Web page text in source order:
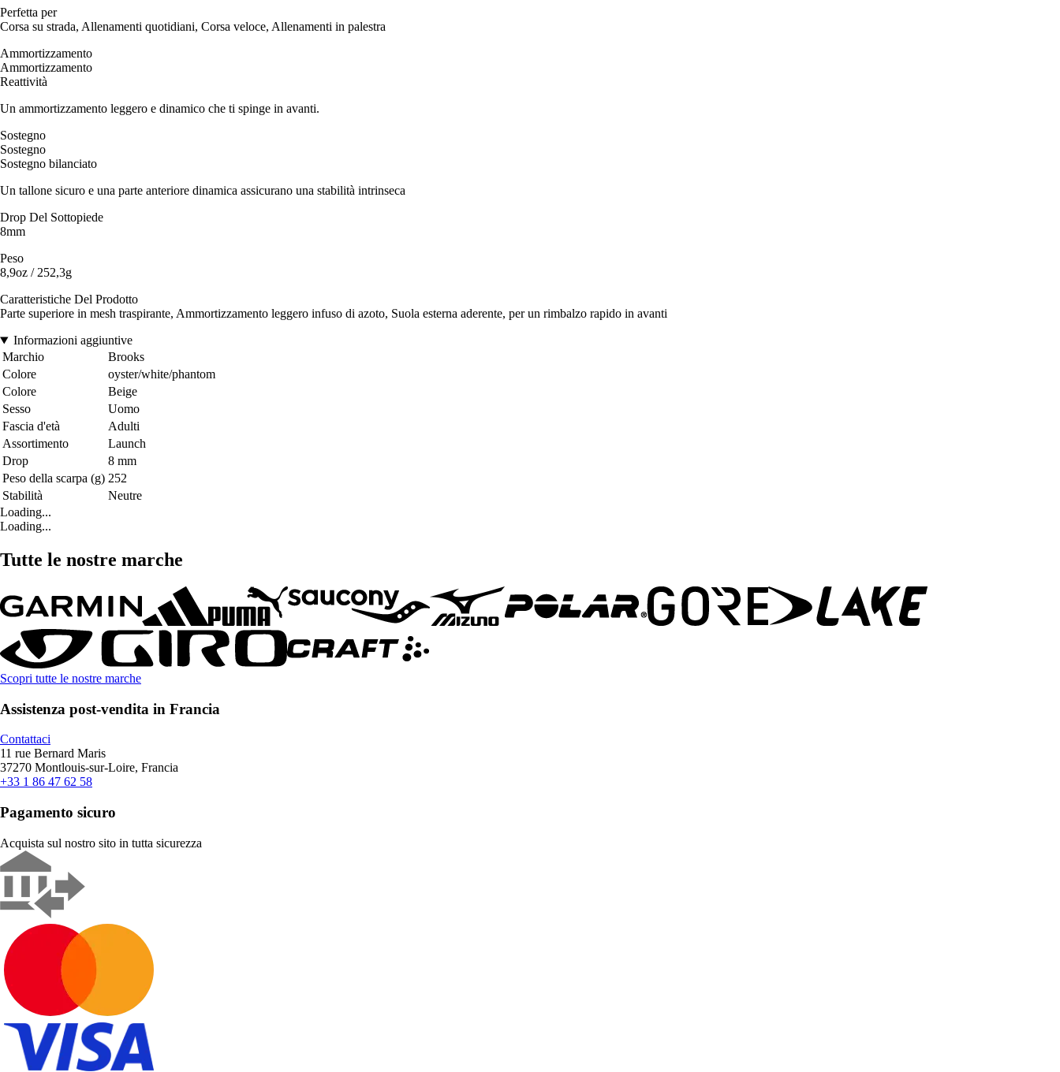
Perfetta per
Corsa su strada, Allenamenti quotidiani, Corsa veloce, Allenamenti in palestra
Ammortizzamento
Ammortizzamento
Reattività
Un ammortizzamento leggero e dinamico che ti spinge in avanti.
Sostegno
Sostegno
Sostegno bilanciato
Un tallone sicuro e una parte anteriore dinamica assicurano una stabilità intrinseca
Drop Del Sottopiede
8mm
Peso
8,9oz / 252,3g
Caratteristiche Del Prodotto
Parte superiore in mesh traspirante, Ammortizzamento leggero infuso di azoto, Suola esterna aderente, per un rimbalzo rapido in avanti
Informazioni aggiuntive
Marchio
Brooks
Colore
oyster/white/phantom
Colore
Beige
Sesso
Uomo
Fascia d'età
Adulti
Assortimento
Launch
Drop
8 mm
Peso della scarpa (g) 252
Stabilità
Neutre
Loading...
Loading...
Tutte le nostre marche
Scopri tutte le nostre marche
Assistenza post-vendita in Francia
Contattaci
11 rue Bernard Maris
37270 Montlouis-sur-Loire, Francia
+33 1 86 47 62 58
Pagamento sicuro
Acquista sul nostro sito in tutta sicurezza